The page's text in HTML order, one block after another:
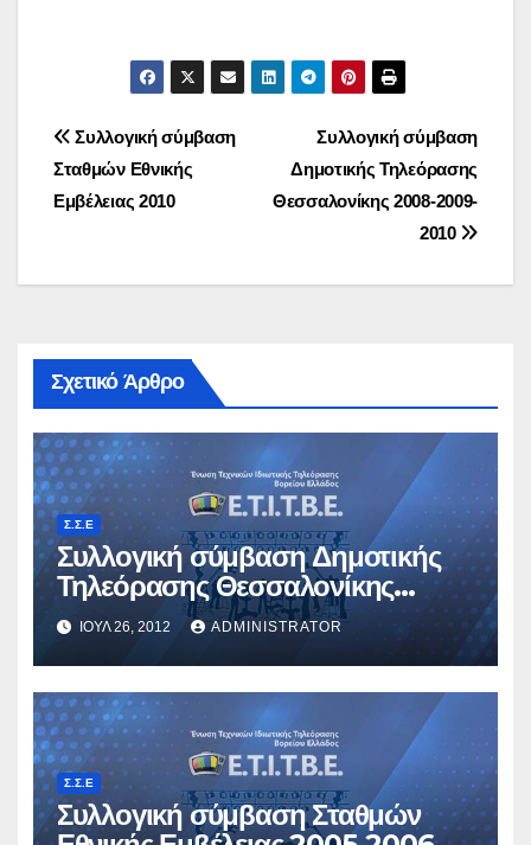
Πλοήγηση
άρθρων
Συλλογική σύμβαση
Δημοτικής Τηλεόρασης
Θεσσαλονίκης 2008-2009-
2010
Συλλογική σύμβαση
Σταθμών Εθνικής
Εμβέλειας 2010
Σχετικό Άρθρο
Σ.Σ.Ε
Συλλογική σύμβαση Δημοτικής
Τηλεόρασης Θεσσαλονίκης
2005-2006
ΙΟΎΛ 26, 2012 ADMINISTRATOR
Σ.Σ.Ε
Συλλογική σύμβαση Σταθμών